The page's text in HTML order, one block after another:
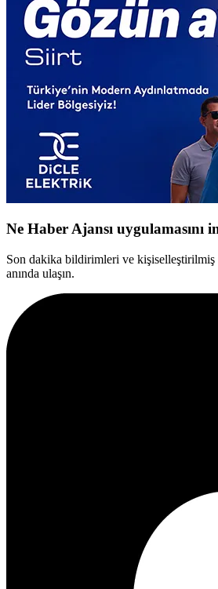
Ne Haber Ajansı uygulamasını
Son dakika bildirimleri ve kişiselleştirilmiş
anında ulaşın.